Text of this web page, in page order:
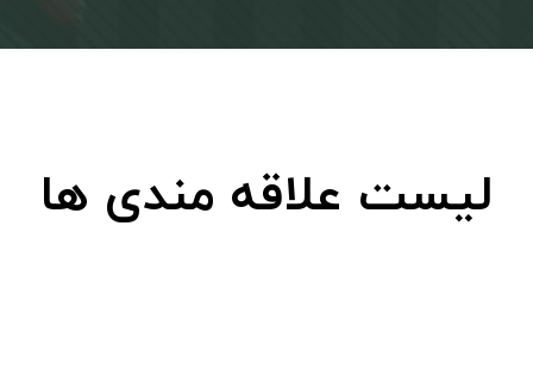
لیست علاقه مندی ها